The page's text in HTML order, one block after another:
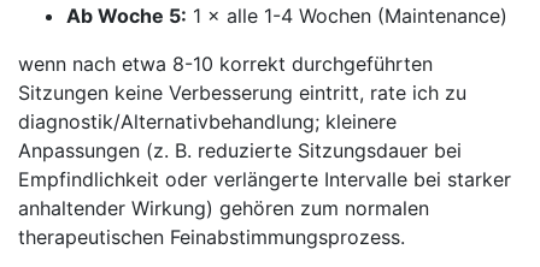
Ab ‍Woche 5: 1 × alle 1-4 Wochen (Maintenance)
wenn nach‍ etwa 8-10 korrekt ⁤durchgeführten
Sitzungen keine Verbesserung​ eintritt, ⁤rate ich zu
diagnostik/Alternativbehandlung; kleinere‌
Anpassungen ​(z. B. ⁤reduzierte Sitzungsdauer bei
Empfindlichkeit oder ⁤verlängerte Intervalle bei starker
anhaltender Wirkung) gehören ‍zum ‍normalen‌
therapeutischen‌ Feinabstimmungsprozess.